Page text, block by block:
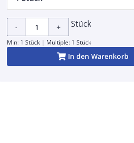
- + Stück
Min: 1 Stück | Multiple: 1 Stück
In den Warenkorb